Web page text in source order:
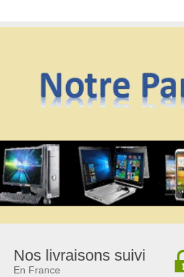
Nos livraisons suivi
En France